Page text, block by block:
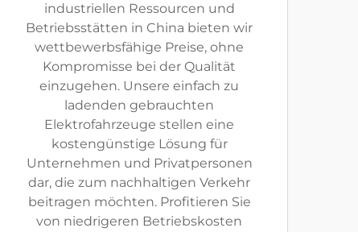
industriellen Ressourcen und
Betriebsstätten in China bieten wir
wettbewerbsfähige Preise, ohne
Kompromisse bei der Qualität
einzugehen. Unsere einfach zu
ladenden gebrauchten
Elektrofahrzeuge stellen eine
kostengünstige Lösung für
Unternehmen und Privatpersonen
dar, die zum nachhaltigen Verkehr
beitragen möchten. Profitieren Sie
von niedrigeren Betriebskosten